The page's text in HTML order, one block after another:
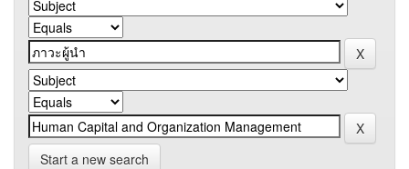
Start a new search